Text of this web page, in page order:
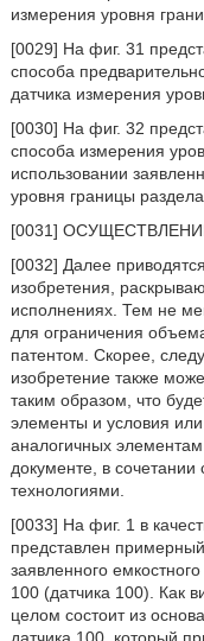
измерения уровня
[0029] На фиг. 31
способа
датчика измерения
[0030] На фиг. 32
способа измерения
использовании
уровня границы раздела
[0031]
[0032] Далее
изобретения,
исполнениях. Тем не
для ограничения
патентом. Скорее,
изобретение также
таким образом, что
элементы и условия
аналогичных
документе, в
технологиями.
[0033] На фиг. 1 в
представлен
заявленного
100 (датчика 100). Как
целом состоит из